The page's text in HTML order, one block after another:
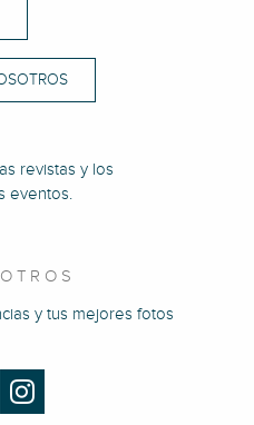
revistas y los
eventos.
y tus mejores fotos